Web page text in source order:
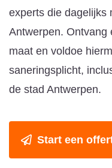
experts die dagelijks
Antwerpen. Ontvang
maat en voldoe
saneringsplicht,
de stad Antwerpen.
Start een